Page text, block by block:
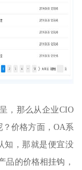
，那么从企业CIO
价格方面，OA系
知，那就是便宜没
品的价格相挂钩，